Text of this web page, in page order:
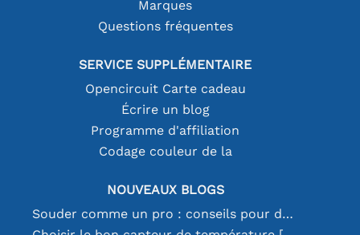
Marques
Questions fréquentes
SERVICE SUPPLÉMENTAIRE
Opencircuit Carte cadeau
Écrire un blog
Programme d'affiliation
Codage couleur de la
NOUVEAUX BLOGS
Souder comme un pro : conseils pour des connexions électroniques parfaites